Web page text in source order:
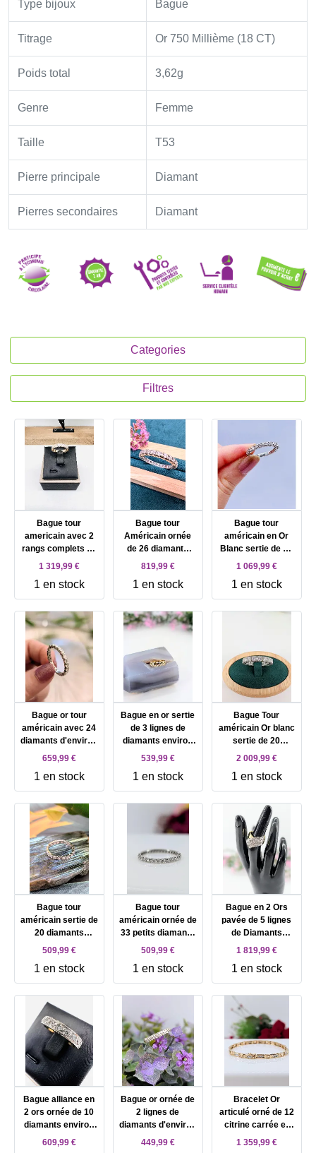
Type bijoux Bague
Titrage Or 750 Millième (18 CT)
Poids total 3,62g
Genre Femme
Taille T53
Pierre principale Diamant
Pierres secondaires Diamant
Categories
Filtres
Bague tour
americain avec 2
rangs complets de
diamants env
750 Millième (18
CT) 3,62g
1 319,99 €
1 en stock
Bague tour
Américain ornée
de 26 diamants
environs 0,78ct au
Millième (18 CT)
3,35g
819,99 €
1 en stock
Bague tour
américain en Or
Blanc sertie de 29
Diamants Environ
750 Millième (18
CT) 2,01g
1 069,99 €
1 en stock
Bague or tour
américain avec 24
diamants d'environ
0,72ct au total Or
CT) 2,40g
659,99 €
1 en stock
Bague en or sertie
de 3 lignes de
diamants environ
0,39ct au total Or
CT) 3,31g
539,99 €
1 en stock
Bague Tour
américain Or blanc
sertie de 20
diamants d'environ
750 Millième (18
CT) 5,21g
2 009,99 €
1 en stock
Bague tour
américain sertie de
20 diamants
d'environ 0,80ct au
Millième (18 CT)
2,06g
509,99 €
1 en stock
Bague tour
américain ornée de
33 petits diamants
d'environ 0,66ct au
Millième (18 CT)
1,90g
509,99 €
1 en stock
Bague en 2 Ors
pavée de 5 lignes
de Diamants
brillantés environ
750 Millième (18
CT) 9,91g
1 819,99 €
1 en stock
Bague alliance en
2 ors ornée de 10
diamants environ
0,5ct au total Or
609,99 €
Bague or ornée de
2 lignes de
diamants d'environ
0,25ct au total Or
449,99 €
Bracelet Or
articulé orné de 12
citrine carrée et
des motifs
1 359,99 €